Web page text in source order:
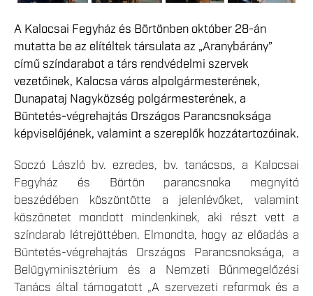
A Kalocsai Fegyház és Börtönben október 28-án
mutatta be az elítéltek társulata az „Aranybárány”
című színdarabot a társ rendvédelmi szervek
vezetőinek, Kalocsa város alpolgármesterének,
Dunapataj Nagyközség polgármesterének, a
Büntetés-végrehajtás Országos Parancsnoksága
képviselőjének, valamint a szereplők hozzátartozóinak.
Soczó László bv. ezredes, bv. tanácsos, a Kalocsai
Fegyház és Börtön parancsnoka megnyitó
beszédében köszöntötte a jelenlévőket, valamint
köszönetet mondott mindenkinek, aki részt vett a
színdarab létrejöttében. Elmondta, hogy az előadás a
Büntetés-végrehajtás Országos Parancsnoksága, a
Belügyminisztérium és a Nemzeti Bűnmegelőzési
Tanács által támogatott „A szervezeti reformok és a